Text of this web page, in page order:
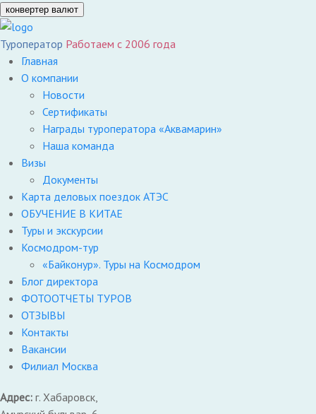
конвертер валют
Туроператор Работаем с 2006 года
Главная
О компании
Новости
Сертификаты
Награды туроператора «Аквамарин»
Наша команда
Визы
Документы
Карта деловых поездок АТЭС
ОБУЧЕНИЕ В КИТАЕ
Туры и экскурсии
Космодром-тур
«Байконур». Туры на Космодром
Блог директора
ФОТООТЧЕТЫ ТУРОВ
ОТЗЫВЫ
Контакты
Вакансии
Филиал Москва
Адрес: г. Хабаровск,